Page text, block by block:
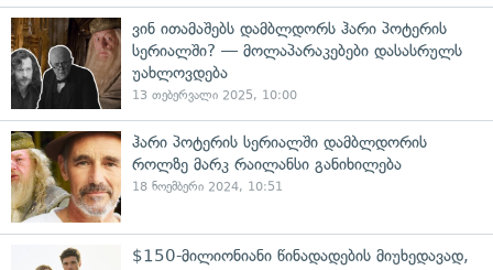
ვინ ითამაშებს დამბლდორს ჰარი პოტერის
სერიალში? — მოლაპარაკებები დასასრულს
უახლოვდება
13 თებერვალი 2025, 10:00
ჰარი პოტერის სერიალში დამბლდორის
როლზე მარკ რაილანსი განიხილება
18 ნოემბერი 2024, 10:51
$150-მილიონიანი წინადადების მიუხედავად,